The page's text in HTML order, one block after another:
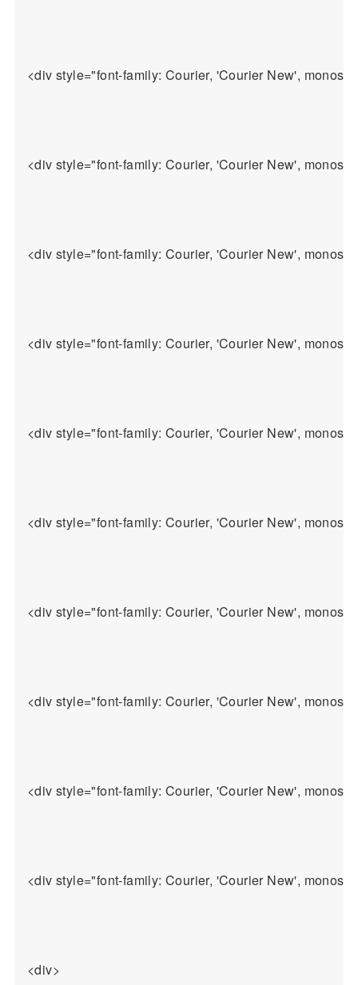
<div style="font-family: Courier, 'Courier New',
<div style="font-family: Courier, 'Courier New',
<div style="font-family: Courier, 'Courier New',
<div style="font-family: Courier, 'Courier New',
<div style="font-family: Courier, 'Courier New',
<div style="font-family: Courier, 'Courier New',
<div style="font-family: Courier, 'Courier New',
<div style="font-family: Courier, 'Courier New',
<div style="font-family: Courier, 'Courier New',
<div style="font-family: Courier, 'Courier New',
<div>